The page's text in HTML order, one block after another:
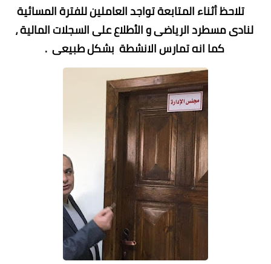
تلاحظ أثناء المتابعة تواجد العاملين للفترة المسائية
لنادى مسطرد الرياضى و الأطلاع على السجلات المالية ،
كما انه تمارس الانشطة بشكل طبيعى .